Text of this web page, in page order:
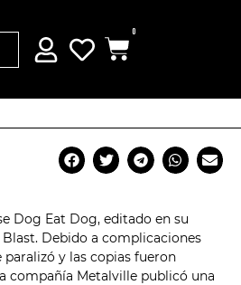
0
Dog Eat Dog, editado en su
Debido a complicaciones
y las copias fueron
compañía Metalville publicó una